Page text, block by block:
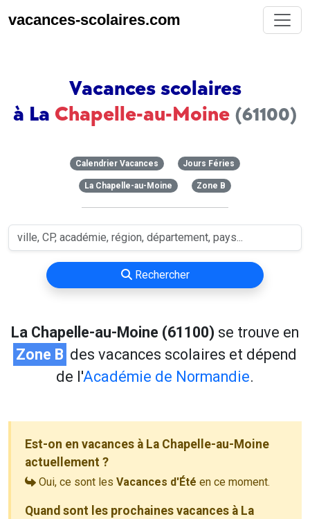
vacances-scolaires.com
Vacances scolaires
à La Chapelle-au-Moine (61100)
Calendrier Vacances Jours Féries
La Chapelle-au-Moine Zone B
Rechercher
La Chapelle-au-Moine (61100) se trouve en
Zone B des vacances scolaires et dépend
de l'Académie de Normandie.
Est-on en vacances à La Chapelle-au-Moine
actuellement ?
Oui, ce sont les Vacances d'Été en ce moment.
Quand sont les prochaines vacances à La